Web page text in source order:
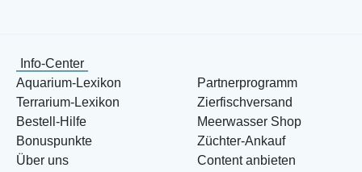
Info-Center
Aquarium-Lexikon
Terrarium-Lexikon
Bestell-Hilfe
Bonuspunkte
Über uns
Partnerprogramm
Zierfischversand
Meerwasser Shop
Züchter-Ankauf
Content anbieten